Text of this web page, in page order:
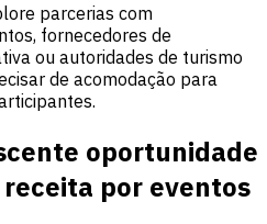
parcerias com
fornecedores de
ou autoridades de turismo
de acomodação para
oportunidade
por eventos